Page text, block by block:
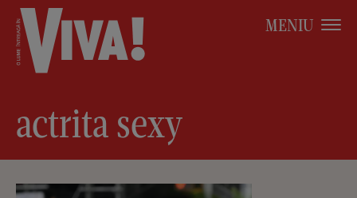
MENIU
actrita sexy